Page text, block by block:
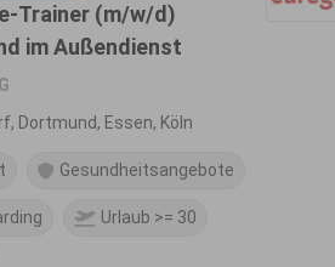
Trainer (m/w/d)
im Außendienst
Dortmund, Essen, Köln
Gesundheitsangebote
Urlaub >= 30